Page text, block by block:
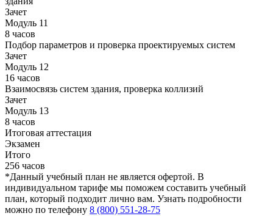
Зачет
Модуль 11
8 часов
Подбор параметров и проверка проектируемых систем
Зачет
Модуль 12
16 часов
Взаимосвязь систем здания, проверка коллизий
Зачет
Модуль 13
8 часов
Итоговая аттестация
Экзамен
Итого
256 часов
*Данный учебный план не является офертой. В
индивидуальном тарифе мы поможем составить учебный
план, который подходит лично вам. Узнать подробности
можно по телефону 8 (800) 551-28-75